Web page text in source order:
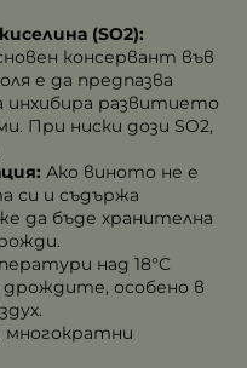
(SO2):
консервант във
е да предпазва
инхибира развитието
При ниски дози SO2,
Ако виното не е
си и съдържа
да бъде хранителна
над 18°C
особено в
многократни